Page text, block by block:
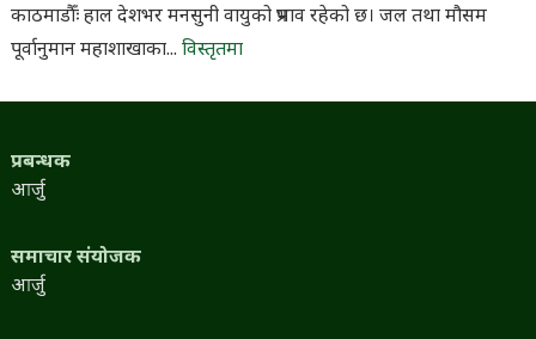
काठमाडौँः हाल देशभर मनसुनी वायुको प्रभाव रहेको छ। जल तथा मौसम
पूर्वानुमान महाशाखाका... विस्तृतमा
प्रबन्धक
आर्जु
समाचार संयोजक
आर्जु